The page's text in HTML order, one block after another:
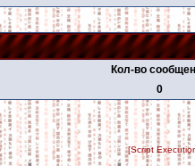
Кол-во
0
[Script